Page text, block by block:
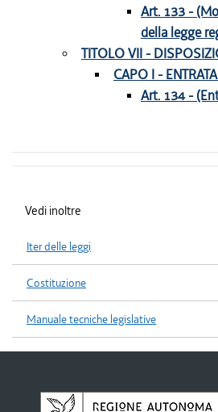
Art. 133 -
della legge
TITOLO VII -
CAPO I -
Art. 134 -
Vedi inoltre
Iter delle leggi
Costituzione
Manuale tecniche legislative